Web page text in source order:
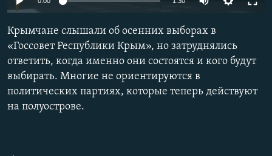
ПОБЕДИТЕЛЕЙ НЕ СУДЯТ?
КРЫМ.НЕПОКОРЕННЫЙ
УКРАИНСКАЯ ПРОБЛЕМА КРЫМА
ПРИСОЕДИНЯЙТЕСЬ!
Все сайты RFE/RL
Крымчане слышали об осенних выборах в
«Госсовет Республики Крым», но затруднялись
ответить, когда именно они состоятся и кого будут
выбирать. Многие не ориентируются в
политических партиях, которые теперь действуют
на полуострове.